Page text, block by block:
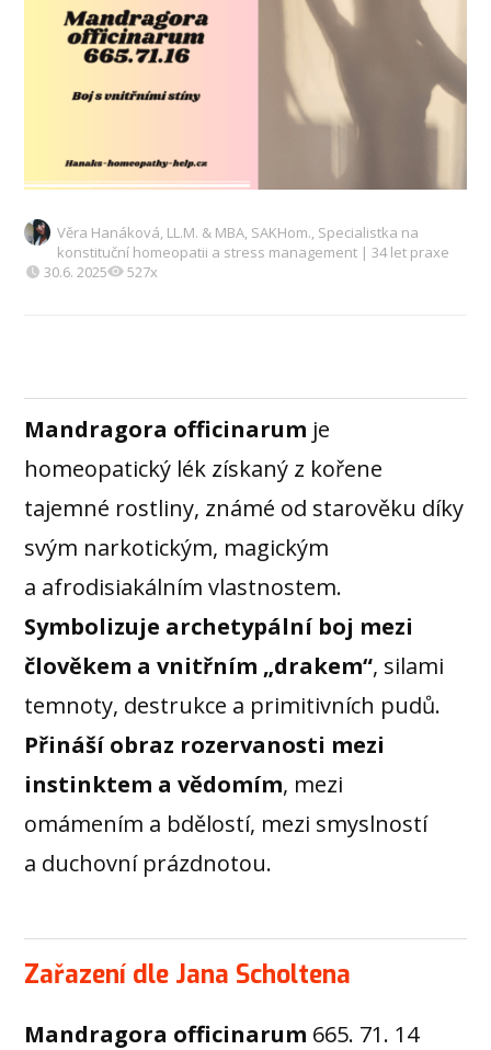
Věra Hanáková, LL.M. & MBA, SAKHom., Specialistka na
konstituční homeopatii a stress management | 34 let praxe
30.6. 2025
527x
Mandragora officinarum je
homeopatický lék získaný z kořene
tajemné rostliny, známé od starověku díky
svým narkotickým, magickým
a afrodisiakálním vlastnostem.
Symbolizuje archetypální boj mezi
člověkem a vnitřním „drakem“, silami
temnoty, destrukce a primitivních pudů.
Přináší obraz rozervanosti mezi
instinktem a vědomím, mezi
omámením a bdělostí, mezi smyslností
a duchovní prázdnotou.
Zařazení dle Jana Scholtena
Mandragora officinarum 665. 71. 14